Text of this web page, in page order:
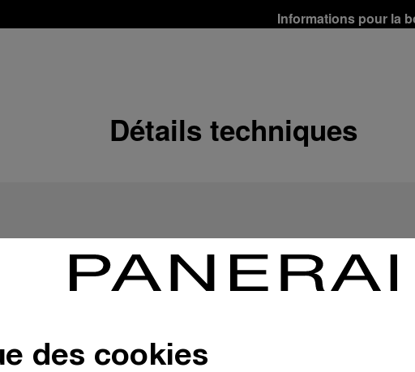
Informations pour la
Retours et échanges
Officine Panerai
crédit :
Détails techniques
des cookies